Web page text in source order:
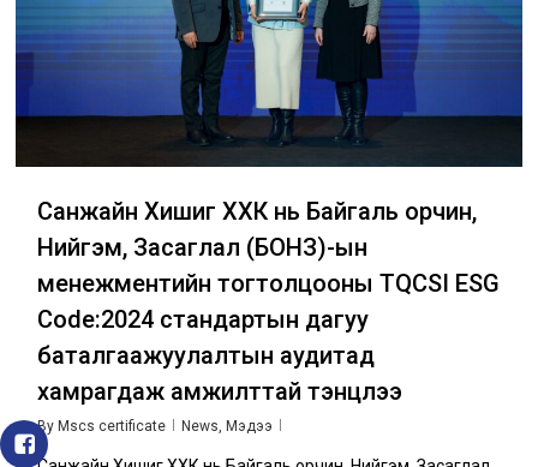
Санжайн Хишиг ХХК нь Байгаль орчин,
Нийгэм, Засаглал (БОНЗ)-ын
менежментийн тогтолцооны TQCSI ESG
Code:2024 стандартын дагуу
баталгаажуулалтын аудитад
хамрагдаж амжилттай тэнцлээ
By Mscs certificate News, Мэдээ